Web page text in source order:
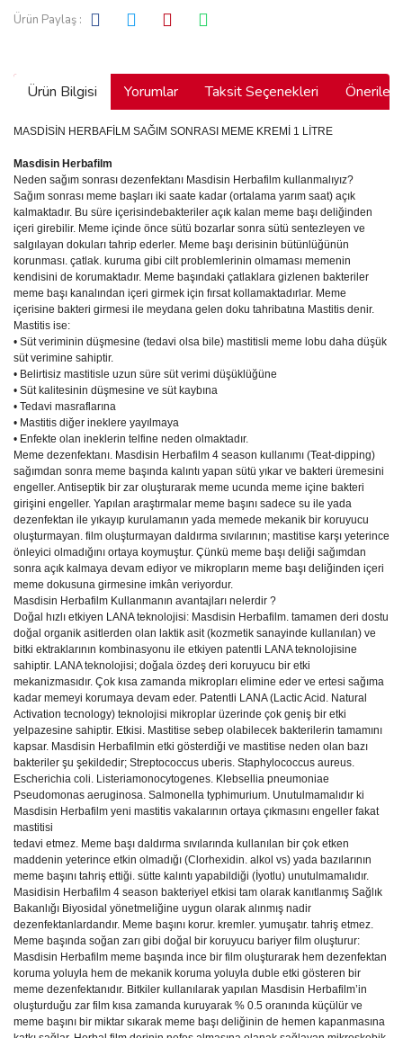
Ürün Paylaş :
Ürün Bilgisi Yorumlar Taksit Seçenekleri
MASDİSİN HERBAFİLM SAĞIM SONRASI MEME KREMİ 1 LİTRE
Masdisin Herbafilm
Neden sağım sonrası dezenfektanı Masdisin Herbafilm kullanmalıyız?
Sağım sonrası meme başları iki saate kadar (ortalama yarım saat) açık
kalmaktadır. Bu süre içerisindebakteriler açık kalan meme başı deliğinden
içeri girebilir. Meme içinde önce sütü bozarlar sonra sütü sentezleyen ve
salgılayan dokuları tahrip ederler. Meme başı derisinin bütünlüğünün
korunması. çatlak. kuruma gibi cilt problemlerinin olmaması memenin
kendisini de korumaktadır. Meme başındaki çatlaklara gizlenen bakteriler
meme başı kanalından içeri girmek için fırsat kollamaktadırlar. Meme
içerisine bakteri girmesi ile meydana gelen doku tahribatına Mastitis denir.
Mastitis ise:
• Süt veriminin düşmesine (tedavi olsa bile) mastitisli meme lobu daha düşük
süt verimine sahiptir.
• Belirtisiz mastitisle uzun süre süt verimi düşüklüğüne
• Süt kalitesinin düşmesine ve süt kaybına
• Tedavi masraflarına
• Mastitis diğer ineklere yayılmaya
• Enfekte olan ineklerin telfine neden olmaktadır.
Meme dezenfektanı. Masdisin Herbafilm 4 season kullanımı (Teat-dipping)
sağımdan sonra meme başında kalıntı yapan sütü yıkar ve bakteri üremesini
engeller. Antiseptik bir zar oluşturarak meme ucunda meme içine bakteri
girişini engeller. Yapılan araştırmalar meme başını sadece su ile yada
dezenfektan ile yıkayıp kurulamanın yada memede mekanik bir koruyucu
oluşturmayan. film oluşturmayan daldırma sıvılarının; mastitise karşı yeterince
önleyici olmadığını ortaya koymuştur. Çünkü meme başı deliği sağımdan
sonra açık kalmaya devam ediyor ve mikropların meme başı deliğinden içeri
meme dokusuna girmesine imkân veriyordur.
Masdisin Herbafilm Kullanmanın avantajları nelerdir ?
Doğal hızlı etkiyen LANA teknolojisi: Masdisin Herbafilm. tamamen deri dostu
doğal organik asitlerden olan laktik asit (kozmetik sanayinde kullanılan) ve
bitki ektraklarının kombinasyonu ile etkiyen patentli LANA teknolojisine
sahiptir. LANA teknolojisi; doğala özdeş deri koruyucu bir etki
mekanizmasıdır. Çok kısa zamanda mikropları elimine eder ve ertesi sağıma
kadar memeyi korumaya devam eder. Patentli LANA (Lactic Acid. Natural
Activation tecnology) teknolojisi mikroplar üzerinde çok geniş bir etki
yelpazesine sahiptir. Etkisi. Mastitise sebep olabilecek bakterilerin tamamını
kapsar. Masdisin Herbafilmin etki gösterdiği ve mastitise neden olan bazı
bakteriler şu şekildedir; Streptococcus uberis. Staphylococcus aureus.
Escherichia coli. Listeriamonocytogenes. Klebsellia pneumoniae
Pseudomonas aeruginosa. Salmonella typhimurium. Unutulmamalıdır ki
Masdisin Herbafilm yeni mastitis vakalarının ortaya çıkmasını engeller fakat
mastitisi
tedavi etmez. Meme başı daldırma sıvılarında kullanılan bir çok etken
maddenin yeterince etkin olmadığı (Clorhexidin. alkol vs) yada bazılarının
meme başını tahriş ettiği. sütte kalıntı yapabildiği (İyotlu) unutulmamalıdır.
Masidisin Herbafilm 4 season bakteriyel etkisi tam olarak kanıtlanmış Sağlık
Bakanlığı Biyosidal yönetmeliğine uygun olarak alınmış nadir
dezenfektanlardandır. Meme başını korur. kremler. yumuşatır. tahriş etmez.
Meme başında soğan zarı gibi doğal bir koruyucu bariyer film oluşturur:
Masdisin Herbafilm meme başında ince bir film oluşturarak hem dezenfektan
koruma yoluyla hem de mekanik koruma yoluyla duble etki gösteren bir
meme dezenfektanıdır. Bitkiler kullanılarak yapılan Masdisin Herbafilm’in
oluşturduğu zar film kısa zamanda kuruyarak % 0.5 oranında küçülür ve
meme başını bir miktar sıkarak meme başı deliğinin de hemen kapanmasına